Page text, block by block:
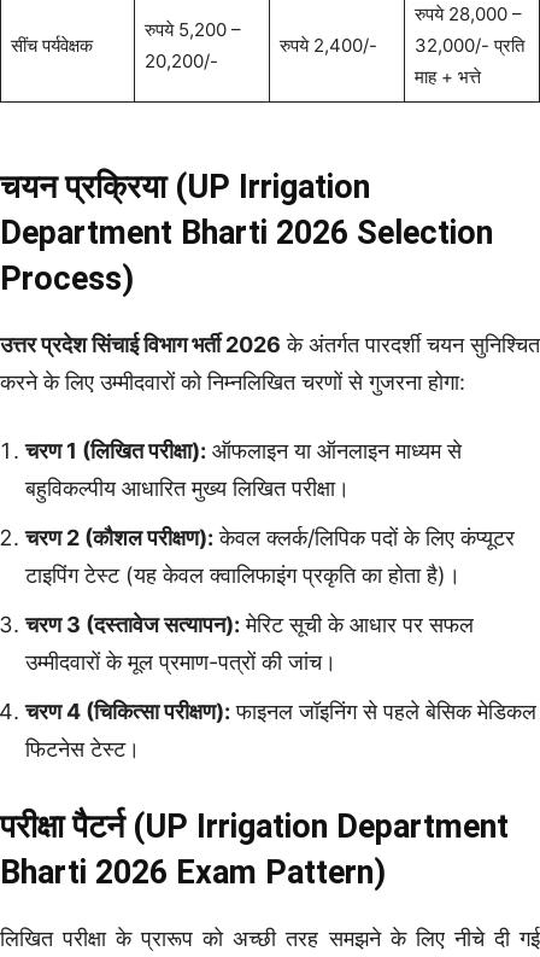
सींच पर्यवेक्षक
रुपये 5,200 –
20,200/-
रुपये 2,400/-
रुपये 28,000 –
32,000/- प्रति
माह + भत्ते
चयन प्रक्रिया (UP Irrigation
Department Bharti 2026 Selection
Process)
उत्तर प्रदेश सिंचाई विभाग भर्ती 2026 के अंतर्गत पारदर्शी चयन सुनिश्चित
करने के लिए उम्मीदवारों को निम्नलिखित चरणों से गुजरना होगा:
चरण 1 (लिखित परीक्षा): ऑफलाइन या ऑनलाइन माध्यम से
बहुविकल्पीय आधारित मुख्य लिखित परीक्षा।
चरण 2 (कौशल परीक्षण): केवल क्लर्क/लिपिक पदों के लिए कंप्यूटर
टाइपिंग टेस्ट (यह केवल क्वालिफाइंग प्रकृति का होता है)।
चरण 3 (दस्तावेज सत्यापन): मेरिट सूची के आधार पर सफल
उम्मीदवारों के मूल प्रमाण-पत्रों की जांच।
चरण 4 (चिकित्सा परीक्षण): फाइनल जॉइनिंग से पहले बेसिक मेडिकल
फिटनेस टेस्ट।
परीक्षा पैटर्न (UP Irrigation Department
Bharti 2026 Exam Pattern)
लिखित परीक्षा के प्रारूप को अच्छी तरह समझने के लिए नीचे दी गई